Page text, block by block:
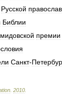
Русской
Библии
премии
Санкт-
2010